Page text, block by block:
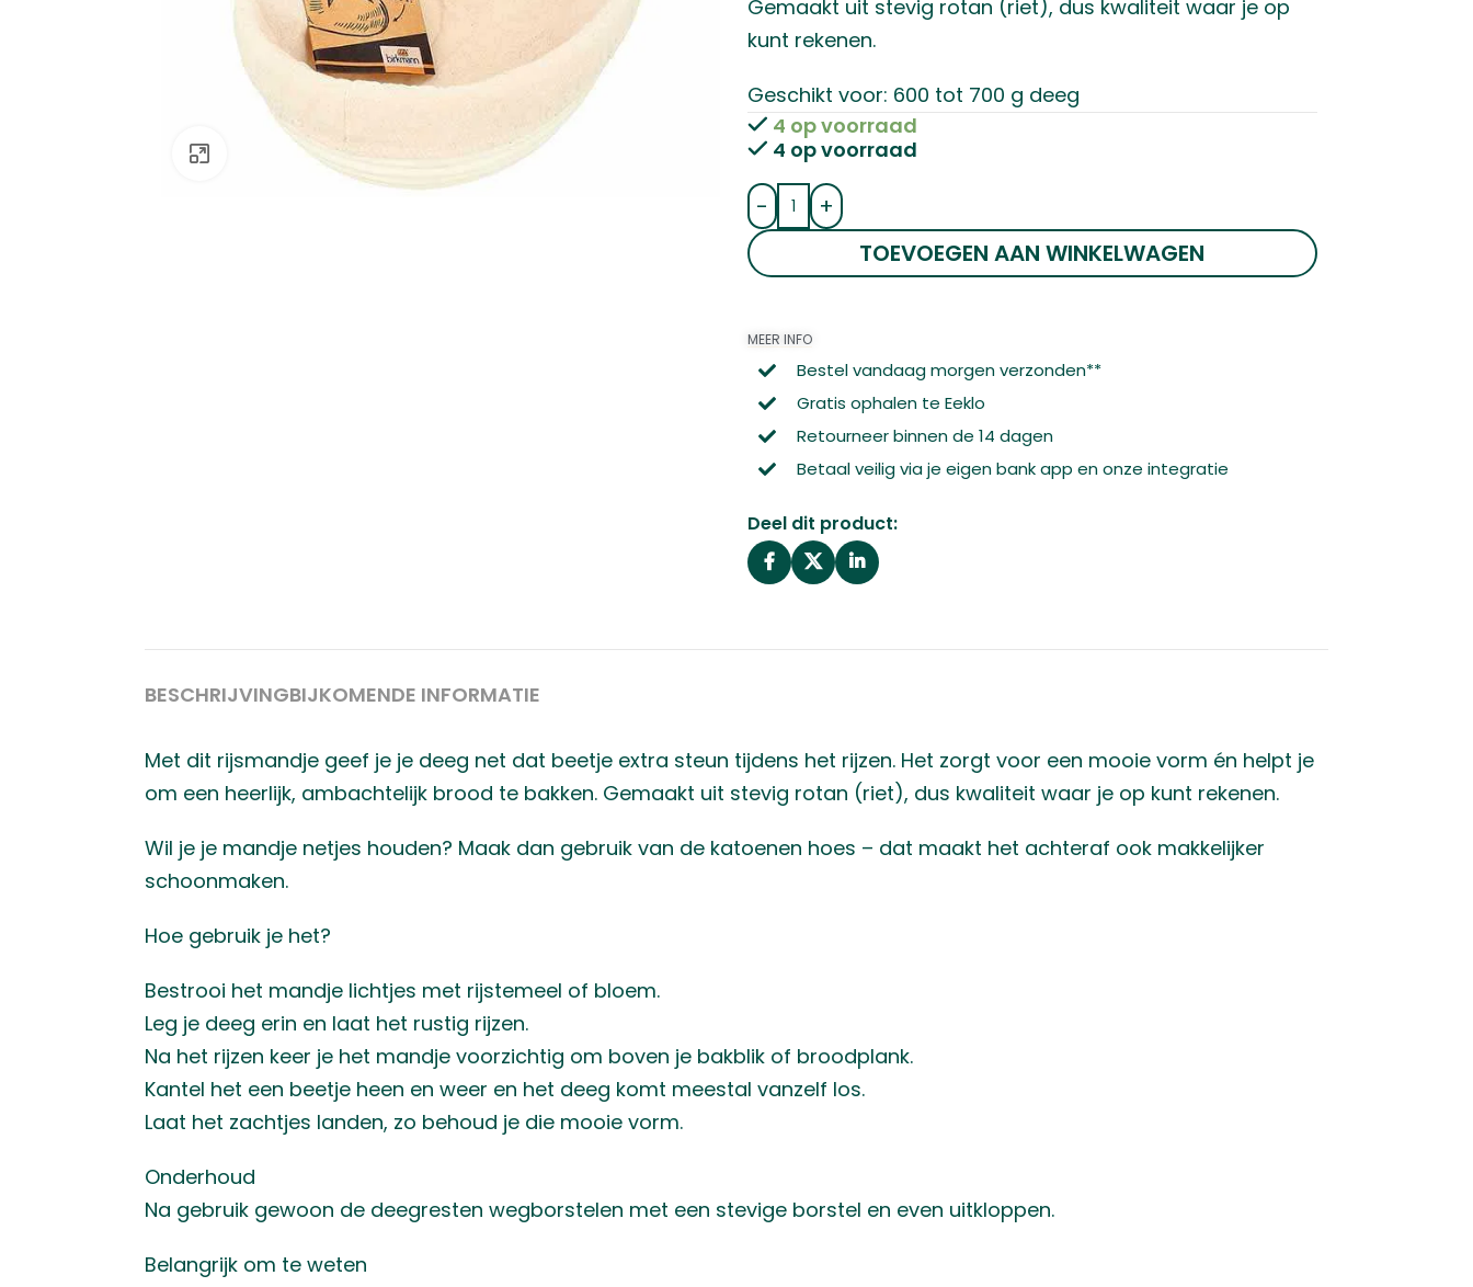
Klik om te vergroten
Gemaakt uit stevig rotan (riet), dus kwaliteit waar je op
kunt rekenen.
Geschikt voor: 600 tot 700 g deeg
4 op voorraad
4 op voorraad
-
+
TOEVOEGEN AAN WINKELWAGEN
MEER INFO
Bestel vandaag morgen verzonden**
Gratis ophalen te Eeklo
Retourneer binnen de 14 dagen
Betaal veilig via je eigen bank app en onze integratie
Deel dit product:
BESCHRIJVINGBIJKOMENDE INFORMATIE
Met dit rijsmandje geef je je deeg net dat beetje extra steun tijdens het rijzen. Het zorgt voor een mooie vorm én helpt je
om een heerlijk, ambachtelijk brood te bakken. Gemaakt uit stevig rotan (riet), dus kwaliteit waar je op kunt rekenen.
Wil je je mandje netjes houden? Maak dan gebruik van de katoenen hoes – dat maakt het achteraf ook makkelijker
schoonmaken.
Hoe gebruik je het?
Bestrooi het mandje lichtjes met rijstemeel of bloem.
Leg je deeg erin en laat het rustig rijzen.
Na het rijzen keer je het mandje voorzichtig om boven je bakblik of broodplank.
Kantel het een beetje heen en weer en het deeg komt meestal vanzelf los.
Laat het zachtjes landen, zo behoud je die mooie vorm.
Onderhoud
Na gebruik gewoon de deegresten wegborstelen met een stevige borstel en even uitkloppen.
Belangrijk om te weten